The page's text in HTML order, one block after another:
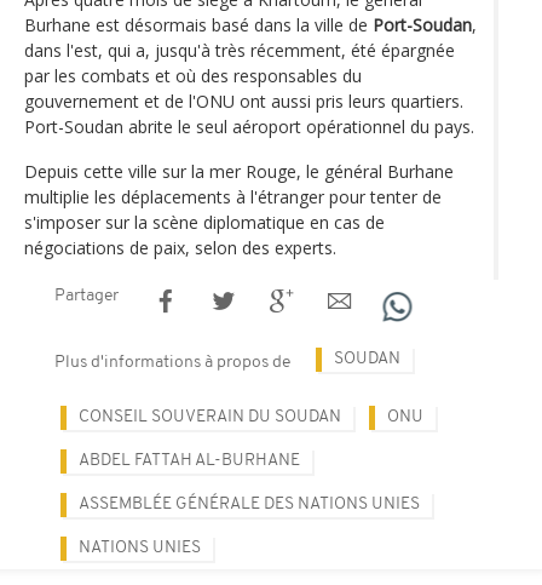
Burhane est désormais basé dans la ville de Port-Soudan,
dans l'est, qui a, jusqu'à très récemment, été épargnée
par les combats et où des responsables du
gouvernement et de l'ONU ont aussi pris leurs quartiers.
Port-Soudan abrite le seul aéroport opérationnel du pays.
Depuis cette ville sur la mer Rouge, le général Burhane
multiplie les déplacements à l'étranger pour tenter de
s'imposer sur la scène diplomatique en cas de
négociations de paix, selon des experts.
Partager
Plus d'informations à propos de SOUDAN
CONSEIL SOUVERAIN DU SOUDAN ONU
ABDEL FATTAH AL-BURHANE
ASSEMBLÉE GÉNÉRALE DES NATIONS UNIES
NATIONS UNIES